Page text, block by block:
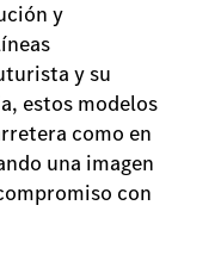
y
y su
estos modelos
como en
una imagen
con